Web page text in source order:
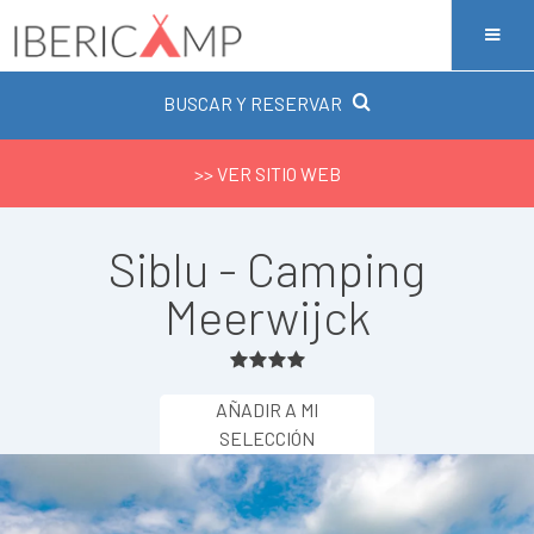
BUSCAR Y RESERVAR
>> VER SITIO WEB
Siblu - Camping
Meerwijck
AÑADIR A MI
SELECCIÓN